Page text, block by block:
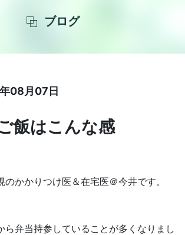
ブログ
08月07日
飯はこんな感
のかかりつけ医＆在宅医＠今井です。
ら弁当持参していることが多くなりまし